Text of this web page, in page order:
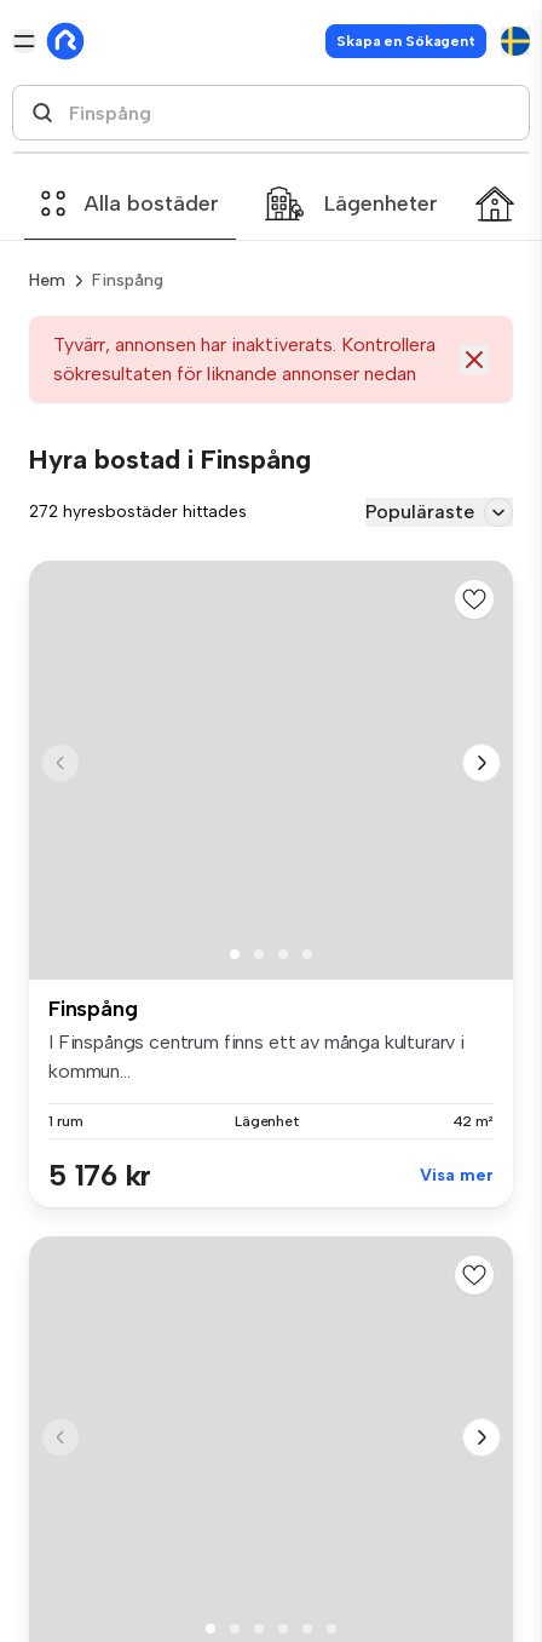
Skapa en Sökagent
Alla bostäder Lägenheter
Hem Finspång
Tyvärr, annonsen har inaktiverats. Kontrollera
sökresultaten för liknande annonser nedan
Hyra bostad i Finspång
272 hyresbostäder hittades Populäraste
Finspång
I Finspångs centrum finns ett av många kulturarv i
kommun...
1 rum Lägenhet 42 m²
5 176 kr Visa mer